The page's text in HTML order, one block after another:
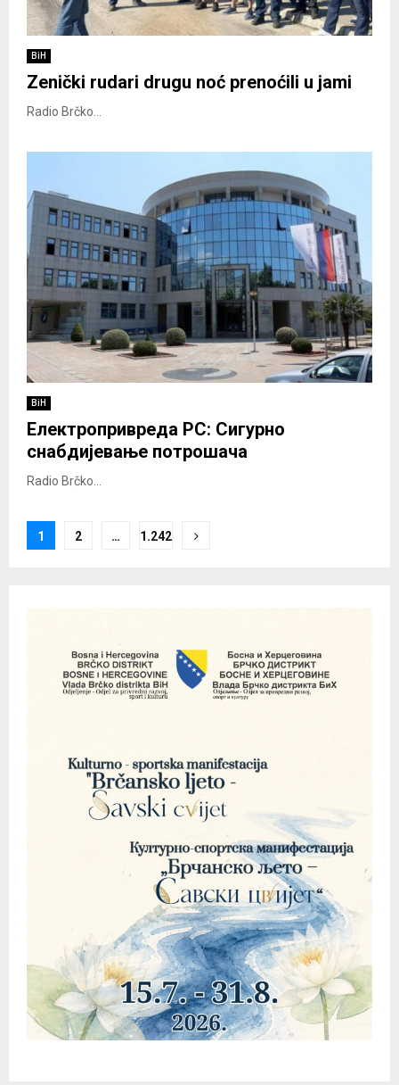
BiH
Zenički rudari drugu noć prenoćili u jami
Radio Brčko...
BiH
Електропривреда РС: Сигурно
снабдијевање потрошача
Radio Brčko...
Posts
1 2 … 1.242